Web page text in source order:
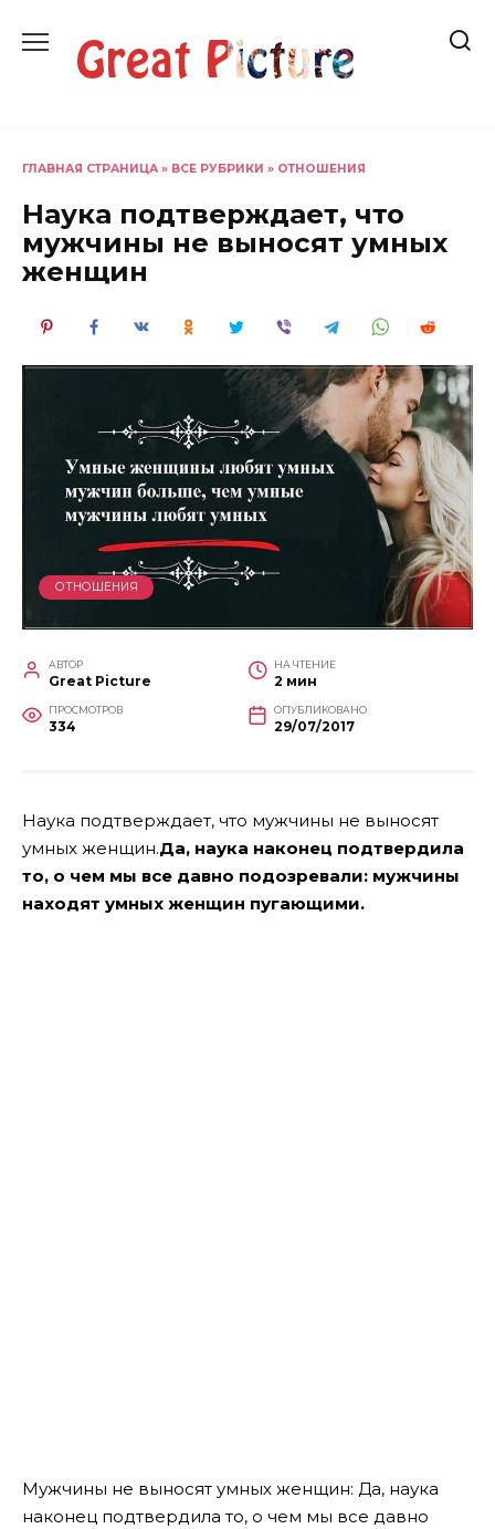
содержанию
ГЛАВНАЯ СТРАНИЦА » ВСЕ РУБРИКИ » ОТНОШЕНИЯ
Наука подтверждает, что
мужчины не выносят умных
женщин
ОТНОШЕНИЯ
АВТОР
Great Picture
НА ЧТЕНИЕ
2 мин
ПРОСМОТРОВ
334
ОПУБЛИКОВАНО
29/07/2017
Наука подтверждает, что мужчины не выносят
умных женщин.Да, наука наконец подтвердила
то, о чем мы все давно подозревали: мужчины
находят умных женщин пугающими.
Мужчины не выносят умных женщин: Да, наука
наконец подтвердила то, о чем мы все давно